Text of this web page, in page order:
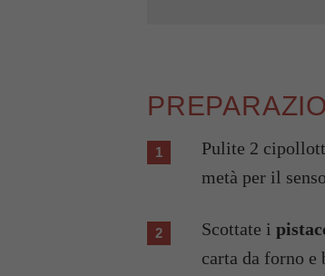
Pulite 2
metà per il
Scottate i
carta da forno